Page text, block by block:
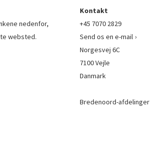
nedenfor,
websted.
Kontakt
+45 7070 2829
Send os en e-mail
Norgesvej 6C
7100 Vejle
Danmark
Bredenoord-afdelinger